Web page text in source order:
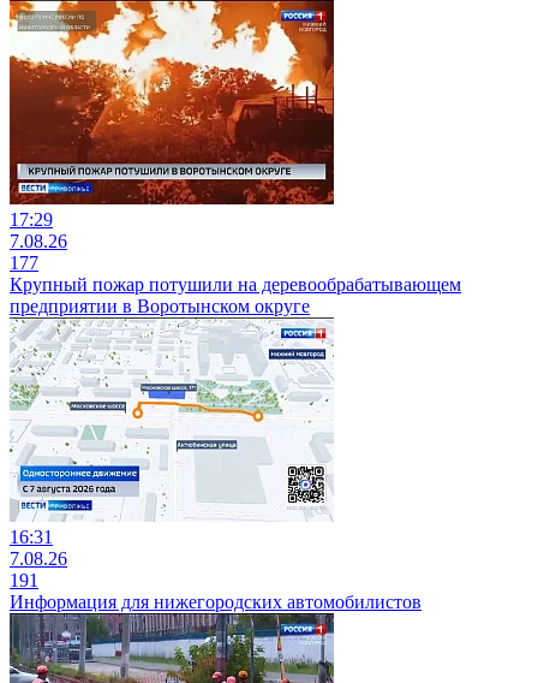
17:29
7.08.26
177
Крупный пожар потушили на деревообрабатывающем
предприятии в Воротынском округе
16:31
7.08.26
191
Информация для нижегородских автомобилистов